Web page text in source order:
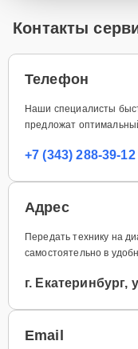
Контакты
Телефон
Наши специалисты
предложат
+7 (343) 288-39-12
Адрес
Передать технику на
самостоятельно в
г. Екатеринбург,
Email